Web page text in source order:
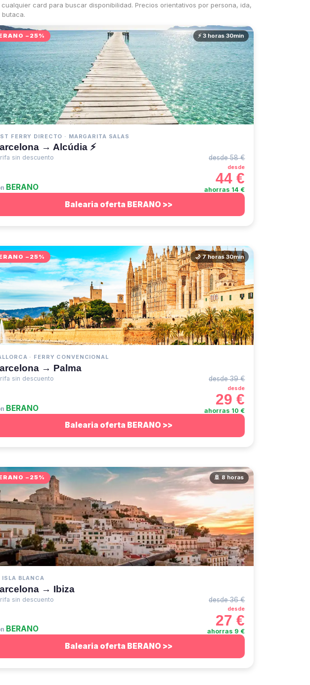
cualquier card para buscar disponibilidad. Precios orientativos por persona, ida,
−25% ⚡ 3 horas 30min
FERRY DIRECTO · MARGARITA SALAS
→ Alcúdia ⚡
sin descuento desde 58 €
BERANO
desde
44 €
ahorras 14 €
Balearia oferta BERANO >>
−25% 🌙 7 horas 30min
· FERRY CONVENCIONAL
→ Palma
sin descuento desde 39 €
BERANO
desde
29 €
ahorras 10 €
Balearia oferta BERANO >>
−25% 🚢 8 horas
ISLA BLANCA
→ Ibiza
sin descuento desde 36 €
BERANO
desde
27 €
ahorras 9 €
Balearia oferta BERANO >>